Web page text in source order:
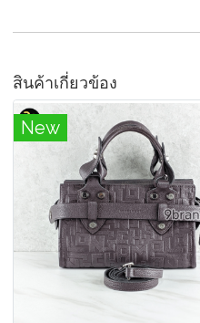
สินค้าเกี่ยวข้อง
New